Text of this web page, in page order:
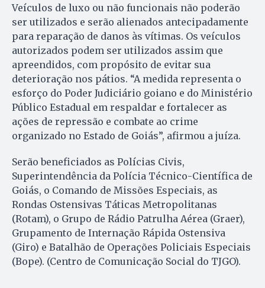
Veículos de luxo ou não funcionais não poderão
ser utilizados e serão alienados antecipadamente
para reparação de danos às vítimas. Os veículos
autorizados podem ser utilizados assim que
apreendidos, com propósito de evitar sua
deterioração nos pátios. “A medida representa o
esforço do Poder Judiciário goiano e do Ministério
Público Estadual em respaldar e fortalecer as
ações de repressão e combate ao crime
organizado no Estado de Goiás”, afirmou a juíza.
Serão beneficiados as Polícias Civis,
Superintendência da Polícia Técnico-Científica de
Goiás, o Comando de Missões Especiais, as
Rondas Ostensivas Táticas Metropolitanas
(Rotam), o Grupo de Rádio Patrulha Aérea (Graer),
Grupamento de Internação Rápida Ostensiva
(Giro) e Batalhão de Operações Policiais Especiais
(Bope). (Centro de Comunicação Social do TJGO).